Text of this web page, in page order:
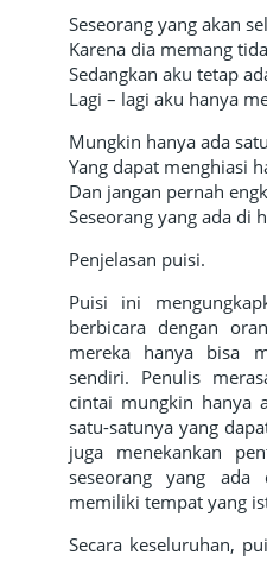
Seseorang yang akan
Karena dia memang
Sedangkan aku tetap
Lagi – lagi aku hanya
Mungkin hanya ada
Yang dapat menghiasi
Dan jangan pernah
Seseorang yang ada di
Penjelasan puisi.
Puisi ini
berbicara dengan
mereka hanya bisa
sendiri. Penulis
cintai mungkin hanya
satu-satunya yang
juga menekankan
seseorang yang
memiliki tempat yang
Secara keseluruhan,